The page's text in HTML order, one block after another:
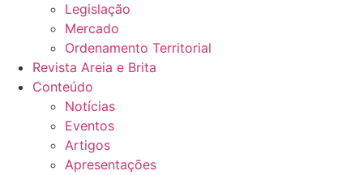
Legislação
Mercado
Ordenamento Territorial
Revista Areia e Brita
Conteúdo
Notícias
Eventos
Artigos
Apresentações